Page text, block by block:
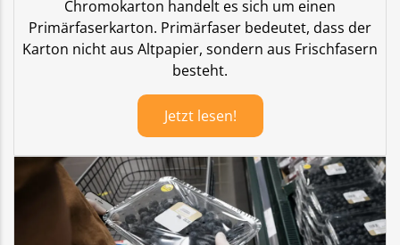
Chromokarton handelt es sich um einen
Primärfaserkarton. Primärfaser bedeutet, dass der
Karton nicht aus Altpapier, sondern aus Frischfasern
besteht.
Jetzt lesen!